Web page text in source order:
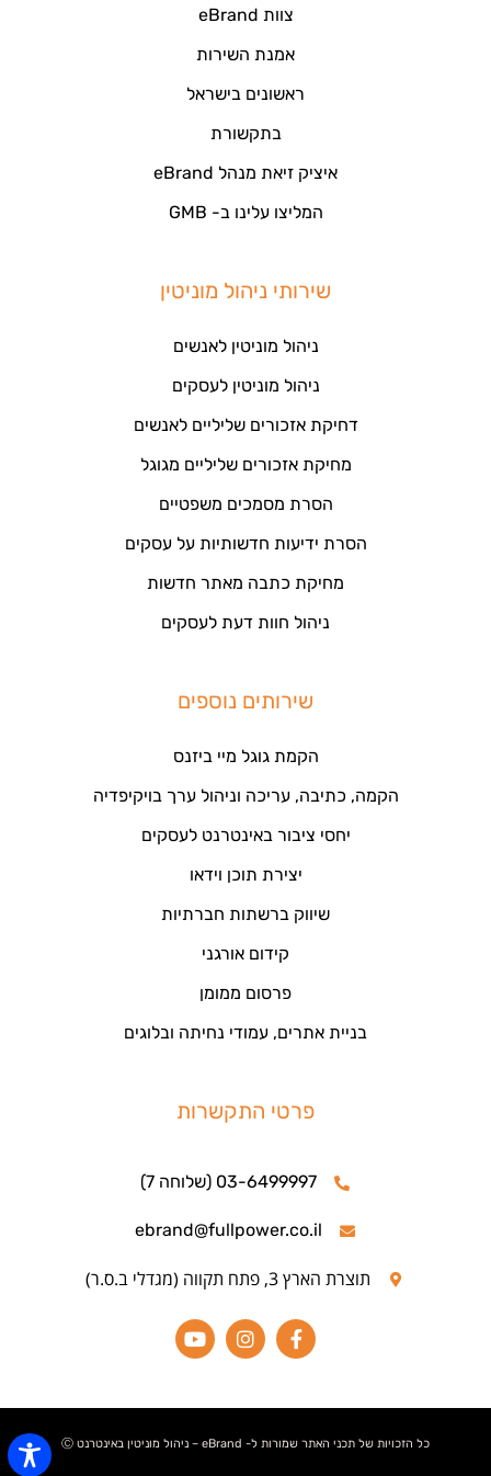
צוות eBrand
אמנת השירות
ראשונים בישראל
בתקשורת
איציק זיאת מנהל eBrand
המליצו עלינו ב- GMB
שירותי ניהול מוניטין
ניהול מוניטין לאנשים
ניהול מוניטין לעסקים
דחיקת אזכורים שליליים לאנשים
מחיקת אזכורים שליליים מגוגל
הסרת מסמכים משפטיים
הסרת ידיעות חדשותיות על עסקים
מחיקת כתבה מאתר חדשות
ניהול חוות דעת לעסקים
שירותים נוספים
הקמת גוגל מיי ביזנס
הקמה, כתיבה, עריכה וניהול ערך בויקיפדיה
יחסי ציבור באינטרנט לעסקים
יצירת תוכן וידאו
שיווק ברשתות חברתיות
קידום אורגני
פרסום ממומן
בניית אתרים, עמודי נחיתה ובלוגים
פרטי התקשרות
03-6499997 (שלוחה 7)
ebrand@fullpower.co.il
תוצרת הארץ 3, פתח תקווה (מגדלי ב.ס.ר)
כל הזכויות של תכני האתר שמורות ל- eBrand – ניהול מוניטין באינטרנט Ⓒ